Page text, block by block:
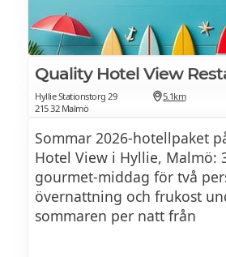
Tri tip
Ribs
Kyckling
Sås
Bearnaisesås
Chiliaioli
Hyllie Stationstorg 29
215 32 Malmö
5.1km
Sommar 2026-hotellpaket
Hotel View i Hyllie, Malmö:
gourmet-middag för två
övernattning och frukost
sommaren per natt från